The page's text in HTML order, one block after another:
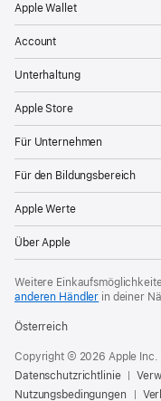
Apple Wallet
Account
Unterhaltung
Apple Store
Für Unternehmen
Für den Bildungsbereich
Apple Werte
Über Apple
Weitere
anderen Händler in deiner
Österreich
Copyright © 2026 Apple Inc.
Datenschutzrichtlinie
Nutzungsbedingungen